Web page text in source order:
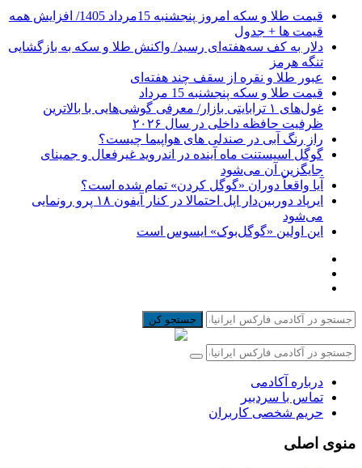
قیمت طلا و سکه امروز پنجشنبه 15مرداد 1405/ افزایش همه
قیمت ها + جدول
دلار به کف سه‌هفته‌ای رسید/ واکنش طلا و سکه به بازگشایی
تنگه هرمز
عبور طلا و نقره از سقف چند هفته‌ای
قیمت طلا و سکه پنجشنبه 15 مرداد
غول‌های ۱ ترابایتی بازار/ معرفی گوشی‌هایی با بالاترین
ظرفیت حافظه داخلی در سال ۲۰۲۶
راز رنگ آبی در صندلی های هواپیما چیست؟
گوگل اسیستنت ماه آینده در اندروید غیرفعال و جمینای
جایگزین آن می‌شود
آیا واقعاً دوران «گوگل کردن» تمام شده است؟
ایرپاد دوربین‌دار اپل احتمالا در کنار آیفون ۱۸ پرو رونمایی
می‌شود
این اولین «گوگل‌بوک» ایسوس است
جستجو کن
درباره آکادمی
تماس با سردبیر
حریم شخصی کاربران
منوی اصلی